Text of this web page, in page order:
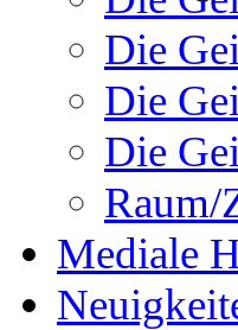
Die
Die
Die
Raum/
Mediale